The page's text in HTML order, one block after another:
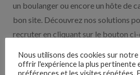
un boulanger ou encore un hôte de
bon site. Découvrez nos solutions
recruter en cliquant sur le bouton ci-
Nos solutions
Nous utilisons des cookies sur
offrir l'expérience la plus pertinente
préférences et les visites répétées.